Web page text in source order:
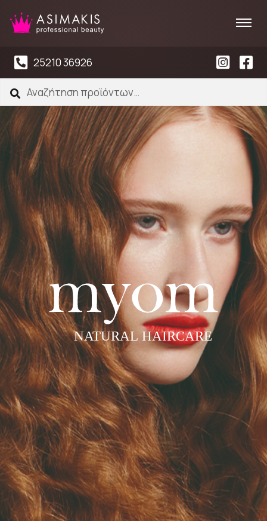
25210 36926
Αναζήτηση
για:
Αναζήτηση